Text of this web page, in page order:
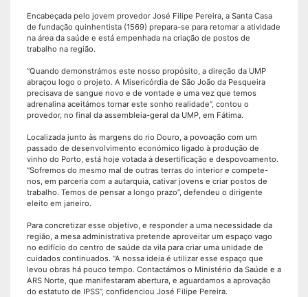
Encabeçada pelo jovem provedor José Filipe Pereira, a Santa Casa
de fundação quinhentista (1569) prepara-se para retomar a atividade
na área da saúde e está empenhada na criação de postos de
trabalho na região.
“Quando demonstrámos este nosso propósito, a direção da UMP
abraçou logo o projeto. A Misericórdia de São João da Pesqueira
precisava de sangue novo e de vontade e uma vez que temos
adrenalina aceitámos tornar este sonho realidade”, contou o
provedor, no final da assembleia-geral da UMP, em Fátima.
Localizada junto às margens do rio Douro, a povoação com um
passado de desenvolvimento económico ligado à produção de
vinho do Porto, está hoje votada à desertificação e despovoamento.
“Sofremos do mesmo mal de outras terras do interior e compete-
nos, em parceria com a autarquia, cativar jovens e criar postos de
trabalho. Temos de pensar a longo prazo”, defendeu o dirigente
eleito em janeiro.
Para concretizar esse objetivo, e responder a uma necessidade da
região, a mesa administrativa pretende aproveitar um espaço vago
no edifício do centro de saúde da vila para criar uma unidade de
cuidados continuados. “A nossa ideia é utilizar esse espaço que
levou obras há pouco tempo. Contactámos o Ministério da Saúde e a
ARS Norte, que manifestaram abertura, e aguardamos a aprovação
do estatuto de IPSS”, confidenciou José Filipe Pereira.